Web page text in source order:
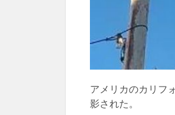
アメリカのカリフ
影された。